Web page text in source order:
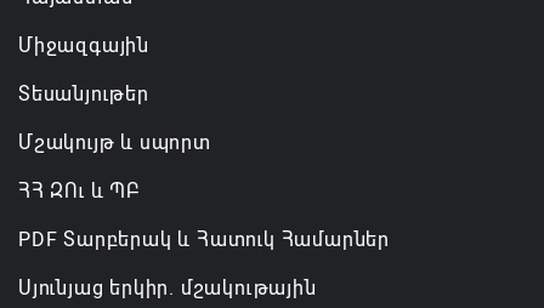
Միջազգային
Տեսանյութեր
Մշակույթ և սպորտ
ՀՀ ԶՈւ և ՊԲ
PDF Տարբերակ և Հատուկ Համարներ
Սյունյաց երկիր. մշակութային